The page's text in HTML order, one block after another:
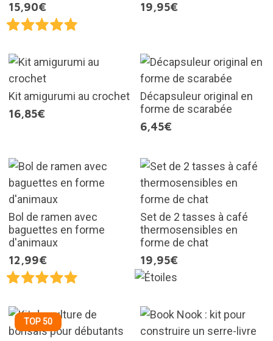
15,90€
19,95€
Kit amigurumi au crochet
16,85€
Décapsuleur original en
forme de scarabée
6,45€
Bol de ramen avec
baguettes en forme
d'animaux
12,99€
Set de 2 tasses à café
thermosensibles en
forme de chat
19,95€
TOP 50